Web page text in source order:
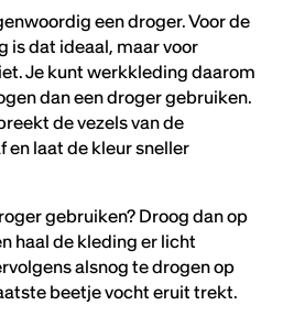
een droger. Voor de
is dat ideaal, maar voor
Je kunt werkkleding daarom
dan een droger gebruiken.
de vezels van de
laat de kleur sneller
gebruiken? Droog dan op
haal de kleding er licht
alsnog te drogen op
beetje vocht eruit trekt.